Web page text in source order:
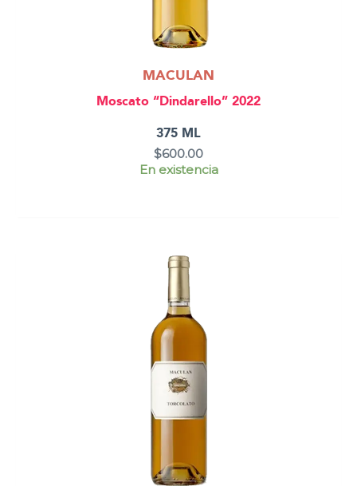
MACULAN
Moscato “Dindarello” 2022
375 ML
$600.00
En existencia